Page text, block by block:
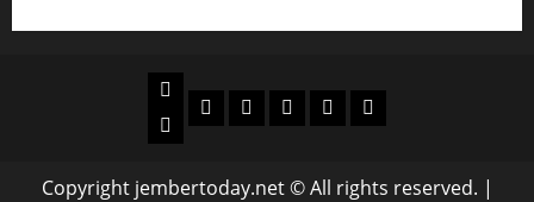
Beranda
News
PolitikOtomotifEkonomiSosialtentang
today
Copyright jembertoday.net © All rights reserved. |